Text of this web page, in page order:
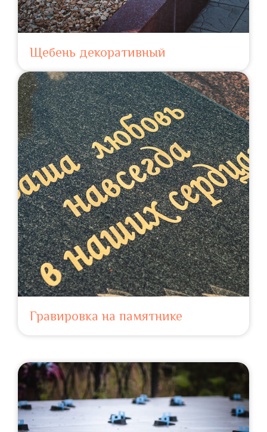
Щебень декоративный
Гравировка на памятнике